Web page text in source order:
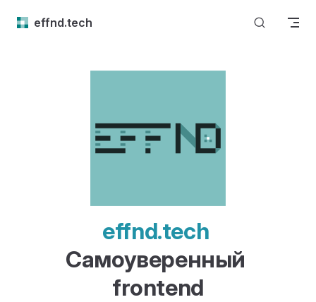
Skip to content
effnd.tech
effnd.tech
Самоуверенный
frontend